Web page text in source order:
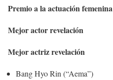
Premio a la actuación femenina
Mejor actor revelación
Mejor actriz revelación
Bang Hyo Rin (“Aema”)